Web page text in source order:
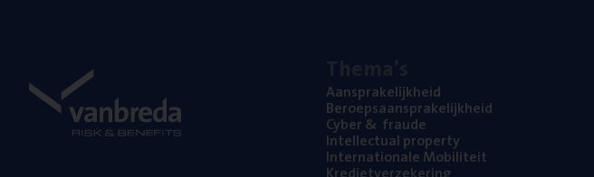
Aan­spra­ke­lijk­heid
Beroeps­aan­spra­ke­lijk­heid
Cyber& fraude
Intel­lec­tu­al property
Inter­na­ti­o­na­le Mobiliteit